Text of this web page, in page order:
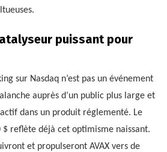
puissant pour
sur Nasdaq n’est pas un événement
auprès d’un public plus large et
dans un produit réglementé. Le
$ reflète déjà cet optimisme naissant.
et propulseront AVAX vers de